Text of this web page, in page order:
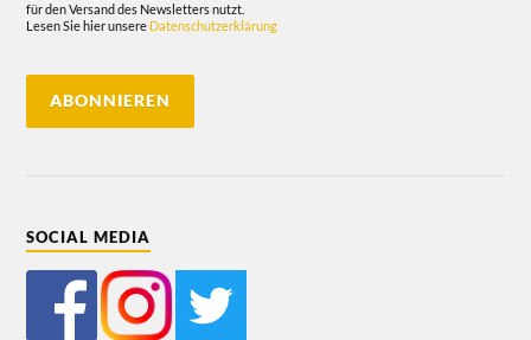
für den Versand des Newsletters nutzt.
Lesen Sie hier unsere Datenschutzerklärung
SOCIAL MEDIA